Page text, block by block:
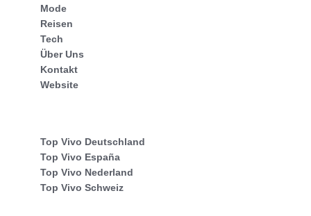
Mode
Reisen
Tech
Über Uns
Kontakt
Website
Top Vivo Deutschland
Top Vivo España
Top Vivo Nederland
Top Vivo Schweiz